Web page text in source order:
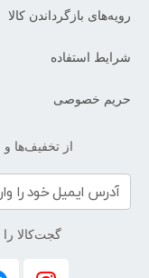
رویه‌های بازگرداندن کالا
شرایط استفاده
حریم خصوصی
از تخفیف‌ها و
گجت‌کالا را